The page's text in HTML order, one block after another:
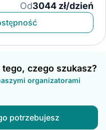
Od3044 zł/dzień
czego szukasz?
organizatorami
potrzebujesz